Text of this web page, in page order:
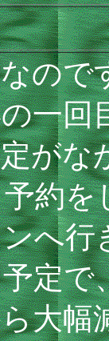
ので
一
がな
約を
へ行
定で
大幅